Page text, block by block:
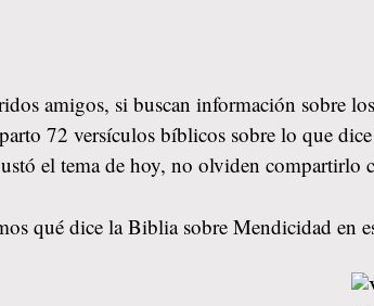
amigos, si buscan información sobre los
72 versículos bíblicos sobre lo que
el tema de hoy, no olviden
qué dice la Biblia sobre Mendicidad en